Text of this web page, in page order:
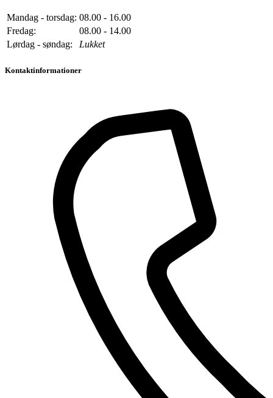
Mandag - torsdag: 08.00 - 16.00
Fredag:
08.00 - 14.00
Lørdag - søndag:
Lukket
Kontaktinformationer